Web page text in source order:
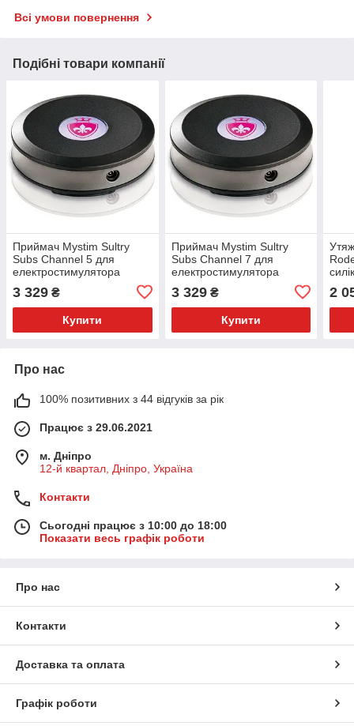
Всі умови повернення
Подібні товари компанії
Приймач Mystim Sultry
Subs Channel 5 для
електростимулятора
3 329 ₴
Купити
Приймач Mystim Sultry
Subs Channel 7 для
електростимулятора
3 329₴
Купити
2
Про нас
100% позитивних з 44 відгуків за рік
Працює з 29.06.2021
м. Дніпро
12-й квартал, Дніпро, Україна
Контакти
Сьогодні працює з 10:00 до 18:00
Показати весь графік роботи
Про нас
Контакти
Доставка та оплата
Графік роботи